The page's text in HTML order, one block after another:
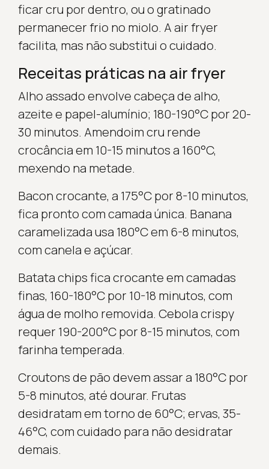
ficar cru por dentro, ou o gratinado
permanecer frio no miolo. A air fryer
facilita, mas não substitui o cuidado.
Receitas práticas na air fryer
Alho assado envolve cabeça de alho,
azeite e papel-alumínio; 180-190°C por 20-
30 minutos. Amendoim cru rende
crocância em 10-15 minutos a 160°C,
mexendo na metade.
Bacon crocante, a 175°C por 8-10 minutos,
fica pronto com camada única. Banana
caramelizada usa 180°C em 6-8 minutos,
com canela e açúcar.
Batata chips fica crocante em camadas
finas, 160-180°C por 10-18 minutos, com
água de molho removida. Cebola crispy
requer 190-200°C por 8-15 minutos, com
farinha temperada.
Croutons de pão devem assar a 180°C por
5-8 minutos, até dourar. Frutas
desidratam em torno de 60°C; ervas, 35-
46°C, com cuidado para não desidratar
demais.